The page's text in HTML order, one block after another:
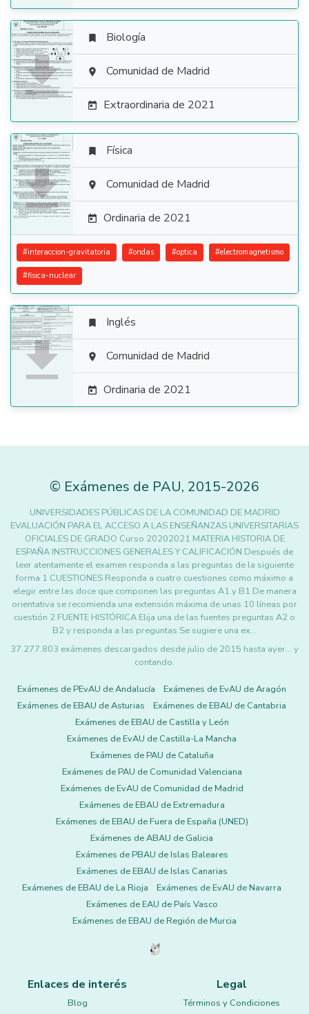

 Biología
 Comunidad de Madrid
 Extraordinaria de 2021

 Física
 Comunidad de Madrid
 Ordinaria de 2021
#interaccion-gravitatoria #ondas #optica #electromagnetismo
#fisica-nuclear

 Inglés
 Comunidad de Madrid
 Ordinaria de 2021
© Exámenes de PAU, 2015-2026
UNIVERSIDADES PÚBLICAS DE LA COMUNIDAD DE MADRID
EVALUACIÓN PARA EL ACCESO A LAS ENSEÑANZAS UNIVERSITARIAS
OFICIALES DE GRADO Curso 20202021 MATERIA HISTORIA DE
ESPAÑA INSTRUCCIONES GENERALES Y CALIFICACIÓN Después de
leer atentamente el examen responda a las preguntas de la siguiente
forma 1 CUESTIONES Responda a cuatro cuestiones como máximo a
elegir entre las doce que componen las preguntas A1 y B1 De manera
orientativa se recomienda una extensión máxima de unas 10 líneas por
cuestión 2 FUENTE HISTÓRICA Elija una de las fuentes preguntas A2 o
B2 y responda a las preguntas Se sugiere una ex…
37.277.803 exámenes descargados desde julio de 2015 hasta ayer... y
contando.
Exámenes de PEvAU de Andalucía
Exámenes de EvAU de Aragón
Exámenes de EBAU de Asturias
Exámenes de EBAU de Cantabria
Exámenes de EBAU de Castilla y León
Exámenes de EvAU de Castilla-La Mancha
Exámenes de PAU de Cataluña
Exámenes de PAU de Comunidad Valenciana
Exámenes de EvAU de Comunidad de Madrid
Exámenes de EBAU de Extremadura
Exámenes de EBAU de Fuera de España (UNED)
Exámenes de ABAU de Galicia
Exámenes de PBAU de Islas Baleares
Exámenes de EBAU de Islas Canarias
Exámenes de EBAU de La Rioja
Exámenes de EvAU de Navarra
Exámenes de EAU de País Vasco
Exámenes de EBAU de Región de Murcia
Enlaces de interés
Blog
Legal
Términos y Condiciones